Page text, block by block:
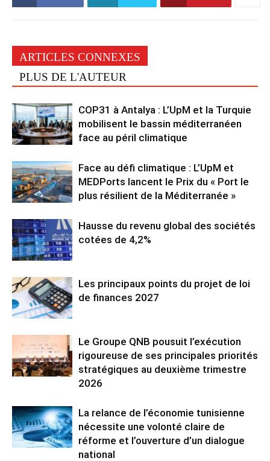
ARTICLES CONNEXES
PLUS DE L'AUTEUR
COP31 à Antalya : L’UpM et la Turquie
mobilisent le bassin méditerranéen
face au péril climatique
Face au défi climatique : L’UpM et
MEDPorts lancent le Prix du « Port le
plus résilient de la Méditerranée »
Hausse du revenu global des sociétés
cotées de 4,2%
Les principaux points du projet de loi
de finances 2027
Le Groupe QNB pousuit l’exécution
rigoureuse de ses principales priorités
stratégiques au deuxième trimestre
2026
La relance de l’économie tunisienne
nécessite une volonté claire de
réforme et l’ouverture d’un dialogue
national